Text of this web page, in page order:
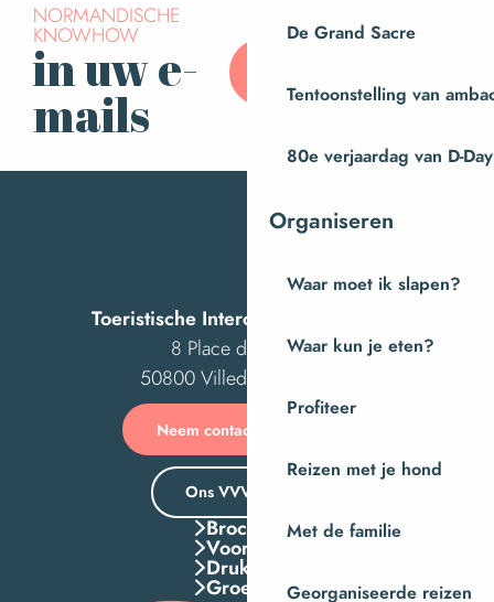
De Grand Sacre
Tentoonstelling van
80e verjaardag van D-Day
Organiseren
Waar moet ik slapen?
Waar kun je eten?
Profiteer
Reizen met je hond
Met de familie
Georganiseerde reizen
NORMANDISCHE
KNOWHOW
in uw e-
mails
Toeristische Intercom van Villedieu
8 Place des Costils
50800 Villedieu-les-Poêles
Neem contact met ons op
Ons VVV-kantoor
Brochures
Voordelen
Druk Op
Groepen